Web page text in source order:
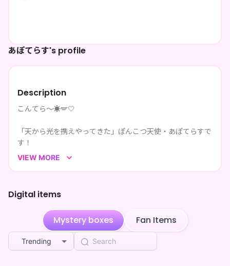
あぽてらす's profile
Description
こんてら～☀️🪽🤍
「天から光を携えやってきた」ぽんこつ天使・あぽてらすで
す！
配信はIRIAM・YouTubeでゲーム配信や飲酒雑談を主にやっ
てます🌈
VIEW MORE
Digital items
Mystery boxes Fan Items
Trending